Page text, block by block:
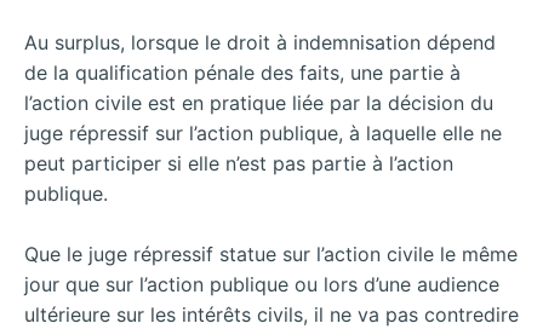
Au surplus, lorsque le droit à indemnisation dépend
de la qualification pénale des faits, une partie à
l’action civile est en pratique liée par la décision du
juge répressif sur l’action publique, à laquelle elle ne
peut participer si elle n’est pas partie à l’action
publique.
Que le juge répressif statue sur l’action civile le même
jour que sur l’action publique ou lors d’une audience
ultérieure sur les intérêts civils, il ne va pas contredire